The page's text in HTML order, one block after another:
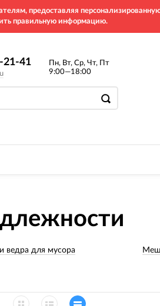
предоставляя
правильную информацию.
21-41
Пн, Вт, Ср, Чт, Пт
9:00—18:00
ведра для мусора